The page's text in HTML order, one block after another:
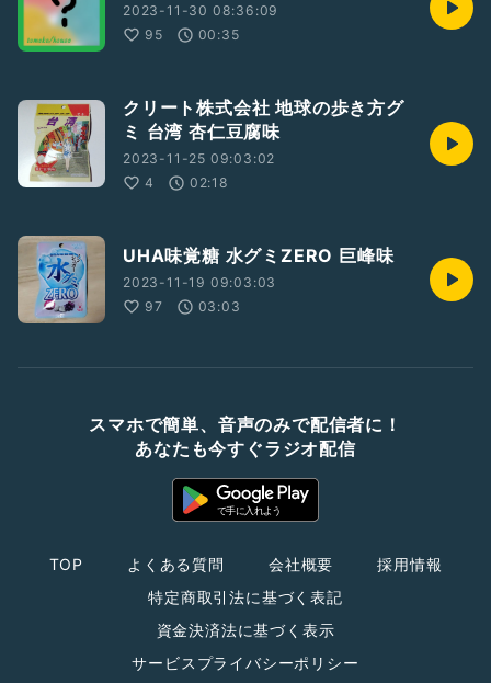
2023-11-30 08:36:09
95
00:35
クリート株式会社 地球の歩き方グ
ミ 台湾 杏仁豆腐味
2023-11-25 09:03:02
4
02:18
UHA味覚糖 水グミZERO 巨峰味
2023-11-19 09:03:03
97
03:03
スマホで簡単、音声のみで配信者に！
あなたも今すぐラジオ配信
TOP よくある質問 会社概要
採用情報
特定商取引法に基づく表記
資金決済法に基づく表示
サービスプライバシーポリシー